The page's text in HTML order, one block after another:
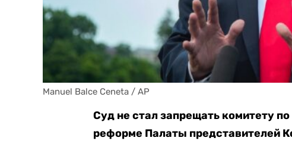
Manuel Balce Ceneta / AP
Суд не стал запрещать комитету
реформе Палаты представителей